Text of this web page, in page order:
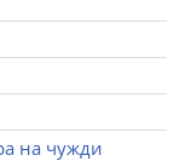
на чужди